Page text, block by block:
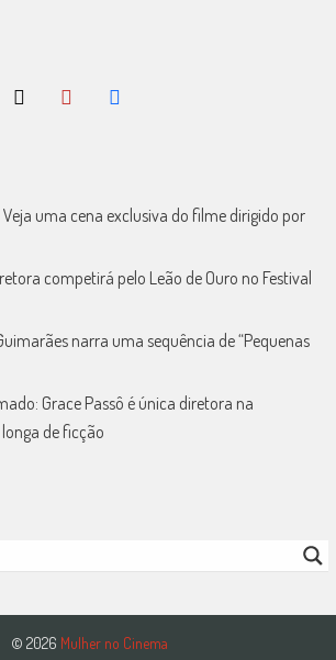
Veja uma cena exclusiva do filme dirigido por
competirá pelo Leão de Ouro no Festival
narra uma sequência de “Pequenas
Grace Passô é única diretora na
de ficção
© 2026 Mulher no Cinema